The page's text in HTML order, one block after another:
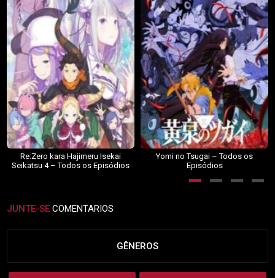
Re:Zero kara Hajimeru Isekai
Seikatsu 4 – Todos os Episódios
Yomi no Tsugai – Todos os
Episódios
JUNTE-SE COMENTARIOS
GÊNEROS